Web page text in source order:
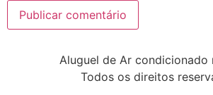
Aluguel de Ar condicionado
Todos os direitos